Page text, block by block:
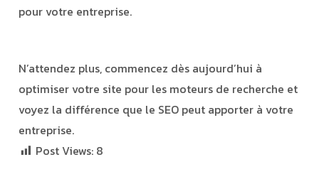
pour votre entreprise.
N’attendez plus, commencez dès aujourd’hui à
optimiser votre site pour les moteurs de recherche et
voyez la différence que le SEO peut apporter à votre
entreprise.
Post Views: 8